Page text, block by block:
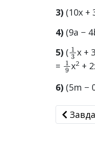
3) (10x +
4) (9a −
5) ( 1 x +
= 1 9
x2+
6) (5m −